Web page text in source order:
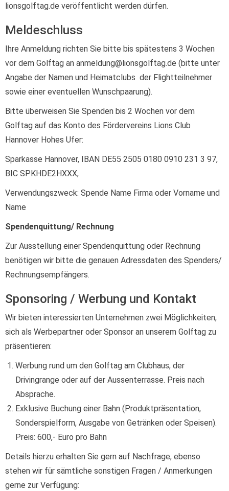
lionsgolftag.de veröffentlicht werden dürfen.
Meldeschluss
Ihre Anmeldung richten Sie bitte bis spätestens 3 Wochen
vor dem Golftag an anmeldung@lionsgolftag.de (bitte unter
Angabe der Namen und Heimatclubs der Flightteilnehmer
sowie einer eventuellen Wunschpaarung).
Bitte überweisen Sie Spenden bis 2 Wochen vor dem
Golftag auf das Konto des Fördervereins Lions Club
Hannover Hohes Ufer:
Sparkasse Hannover, IBAN DE55 2505 0180 0910 231 3 97,
BIC SPKHDE2HXXX,
Verwendungszweck: Spende Name Firma oder Vorname und
Name
Spendenquittung/ Rechnung
Zur Ausstellung einer Spendenquittung oder Rechnung
benötigen wir bitte die genauen Adressdaten des Spenders/
Rechnungsempfängers.
Sponsoring / Werbung und Kontakt
Wir bieten interessierten Unternehmen zwei Möglichkeiten,
sich als Werbepartner oder Sponsor an unserem Golftag zu
präsentieren:
Werbung rund um den Golftag am Clubhaus, der
Drivingrange oder auf der Aussenterrasse. Preis nach
Absprache.
Exklusive Buchung einer Bahn (Produktpräsentation,
Sonderspielform, Ausgabe von Getränken oder Speisen).
Preis: 600,- Euro pro Bahn
Details hierzu erhalten Sie gern auf Nachfrage, ebenso
stehen wir für sämtliche sonstigen Fragen / Anmerkungen
gerne zur Verfügung: